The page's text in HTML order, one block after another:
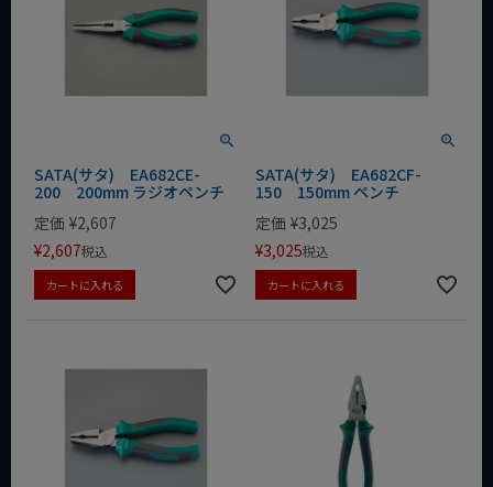
SATA(サタ) EA682CE-
200 200mm ラジオペンチ
定価 ¥2,607
¥2,607税込
カートに入れる
SATA(サタ) EA682CF-
150 150mm ペンチ
定価 ¥3,025
¥3,025税込
カートに入れる